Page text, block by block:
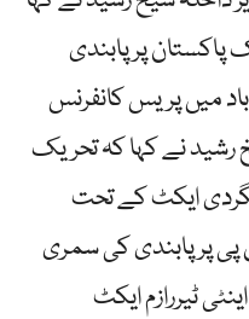
پر پابندی
میں پریس کانفرنس
رشید نے کہا کہ تحریک
ایکٹ کے تحت
پی پر پابندی کی سمری
ٹیررازم ایکٹ